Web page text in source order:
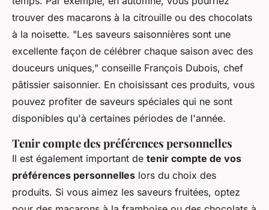
trouver des macarons à la citrouille ou des chocolats
à la noisette. "Les saveurs saisonnières sont une
excellente façon de célébrer chaque saison avec des
douceurs uniques," conseille François Dubois, chef
pâtissier saisonnier. En choisissant ces produits, vous
pouvez profiter de saveurs spéciales qui ne sont
disponibles qu'à certaines périodes de l'année.
Tenir compte des préférences personnelles
Il est également important de tenir compte de vos
préférences personnelles lors du choix des
produits. Si vous aimez les saveurs fruitées, optez